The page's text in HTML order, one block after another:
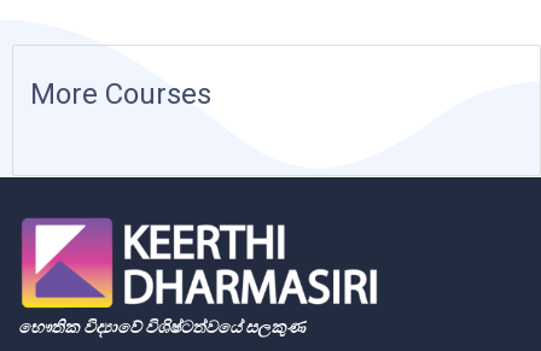
More Courses
භෞතික විද්‍යාවේ විශිෂ්ටත්වයේ සලකුණ